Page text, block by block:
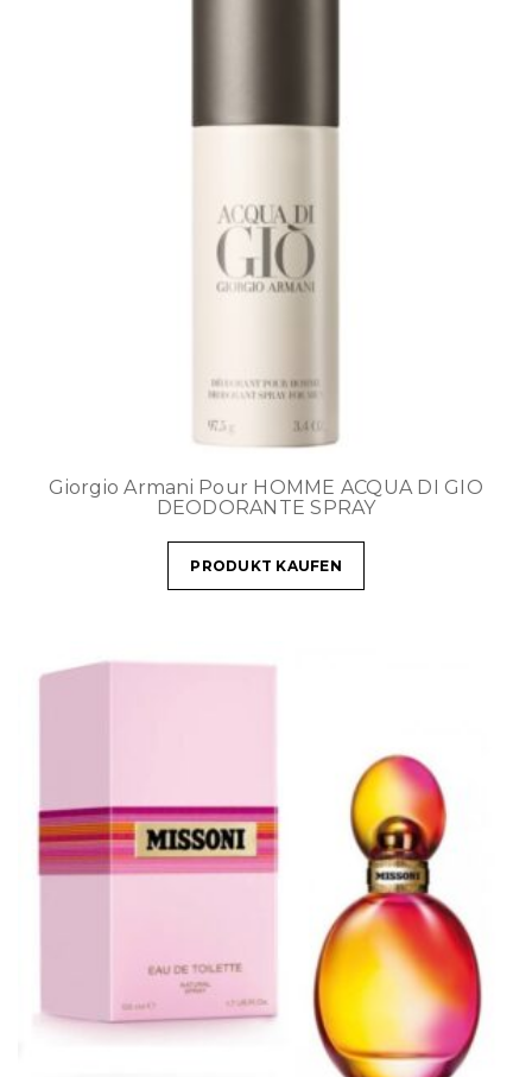
Giorgio Armani Pour HOMME ACQUA DI GIO
DEODORANTE SPRAY
PRODUKT KAUFEN